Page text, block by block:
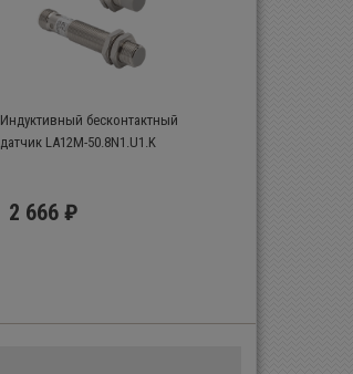
Индуктивный бесконтактный
датчик LA12M-50.8N1.U1.K
2 666 ₽